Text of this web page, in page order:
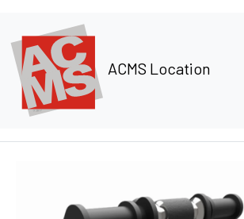
ACMS Location